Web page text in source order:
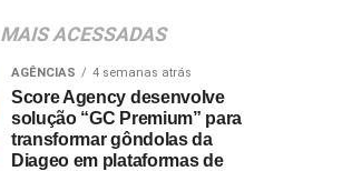
MAIS ACESSADAS
AGÊNCIAS 4 semanas atrás
Score Agency desenvolve
solução “GC Premium” para
transformar gôndolas da
Diageo em plataformas de